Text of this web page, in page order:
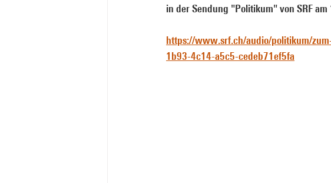
in der Sendung "Politikum" von SRF
https://www.srf.ch/audio/politikum/
1b93-4c14-a5c5-cedeb71ef5fa